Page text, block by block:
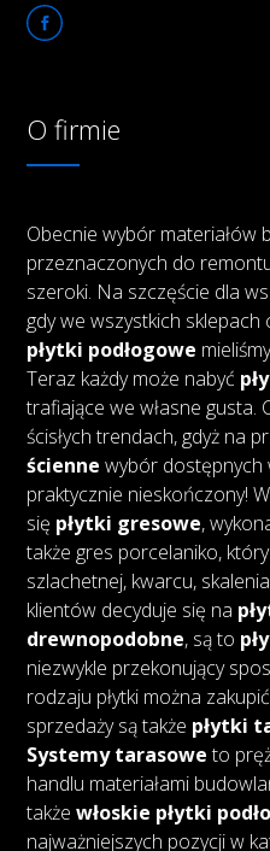
O firmie
Obecnie wybór materiałów
przeznaczonych do
szeroki. Na szczęście dla
gdy we wszystkich sklepach
płytki podłogowe
Teraz każdy może nabyć
trafiające we własne gusta.
ścisłych trendach, gdyż na
ścienne wybór
praktycznie nieskończony!
się płytki gresowe,
także gres porcelaniko,
szlachetnej, kwarcu,
klientów decyduje się na
drewnopodobne, są to
niezwykle przekonujący
rodzaju płytki można
sprzedaży są także płytki
Systemy tarasoweto
handlu materiałami
takżewłoskie płytki
najważniejszych pozycji w